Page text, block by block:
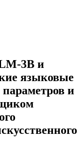
3B и
языковые
и